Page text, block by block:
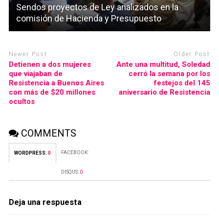
Sendos proyectos de Ley analizados en la
comisión de Hacienda y Presupuesto
Newer Post
Detienen a dos mujeres
que viajaban de
Resistencia a Buenos Aires
con más de $20 millones
ocultos
Older Post
Ante una multitud, Soledad
cerró la semana por los
festejos del 145
aniversario de Resistencia
COMMENTS
WORDPRESS: 0 FACEBOOK:
DISQUS: 0
Deja una respuesta